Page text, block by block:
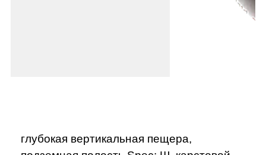
глубокая вертикальная пещера,